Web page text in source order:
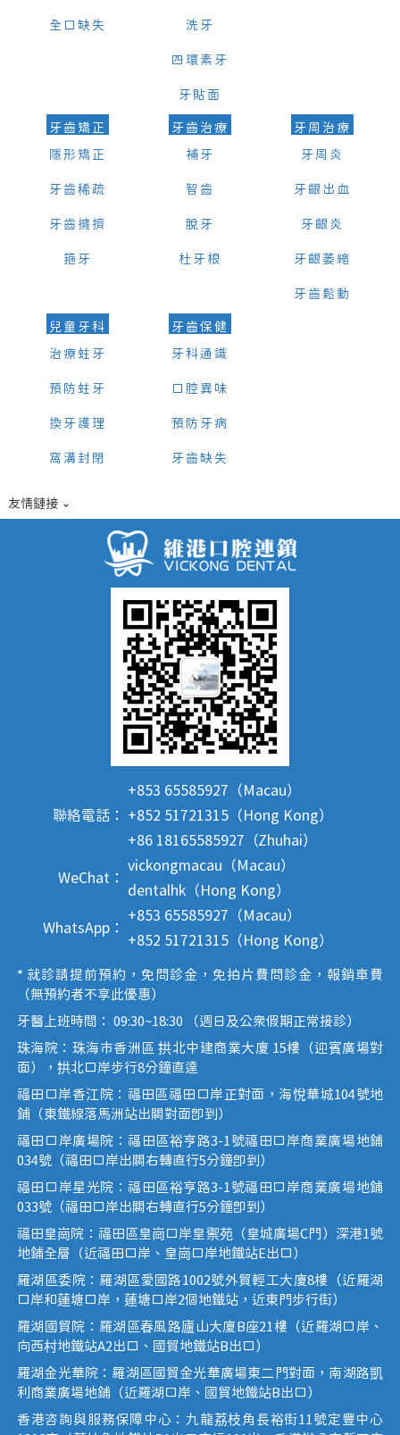
全口缺失 洗牙
四環素牙
牙貼面
牙齒矯正
隱形矯正
牙齒稀疏
牙齒擁擠
箍牙
牙齒治療
補牙
智齒
脫牙
杜牙根
牙周治療
牙周炎
牙齦出血
牙齦炎
牙齦萎縮
牙齒鬆動
兒童牙科
治療蛀牙
預防蛀牙
換牙護理
窩溝封閉
牙齒保健
牙科通識
口腔異味
預防牙病
牙齒缺失
友情鏈接
聯絡電話：
+853 65585927（Macau）
+852 51721315（Hong Kong）
+86 18165585927（Zhuhai）
WeChat：
vickongmacau（Macau）
dentalhk（Hong Kong）
WhatsApp：
+853 65585927（Macau）
+852 51721315（Hong Kong）
* 就診請提前預約，免問診金，免拍片費問診金，報銷車費
（無預約者不享此優惠）
牙醫上班時間： 09:30~18:30 （週日及公眾假期正常接診）
珠海院：珠海市香洲區 拱北中建商業大廈 15樓（迎賓廣場對
面），拱北口岸步行8分鐘直達
福田口岸香江院：福田區福田口岸正對面，海悅華城104號地
鋪（東鐵線落馬洲站出關對面即到）
福田口岸廣場院：福田區裕亨路3-1號福田口岸商業廣場地鋪
034號（福田口岸出關右轉直行5分鐘即到）
福田口岸星光院：福田區裕亨路3-1號福田口岸商業廣場地鋪
033號（福田口岸出關右轉直行5分鐘即到）
福田皇崗院：福田區皇崗口岸皇禦苑（皇城廣場C門）深港1號
地鋪全層（近福田口岸、皇崗口岸地鐵站E出口）
羅湖區委院：羅湖區愛國路1002號外貿輕工大廈8樓（近羅湖
口岸和蓮塘口岸，蓮塘口岸2個地鐵站，近東門步行街）
羅湖國貿院：羅湖區春風路廬山大廈B座21樓（近羅湖口岸、
向西村地鐵站A2出口、國貿地鐵站B出口）
羅湖金光華院：羅湖區國貿金光華廣場東二門對面，南湖路凱
利商業廣場地鋪（近羅湖口岸、國貿地鐵站B出口）
香港咨詢與服務保障中心：九龍荔枝角長裕街11號定豐中心